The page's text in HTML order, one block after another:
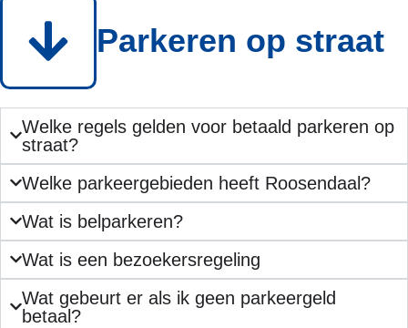
Parkeren op straat
Welke regels gelden voor betaald parkeren op
straat?
Welke parkeergebieden heeft Roosendaal?
Wat is belparkeren?
Wat is een bezoekersregeling
Wat gebeurt er als ik geen parkeergeld
betaal?